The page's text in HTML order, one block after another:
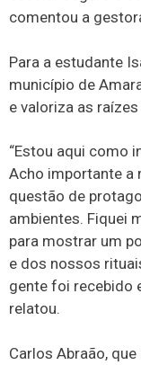
comentou a
Para a estudante
município de
e valoriza as
“Estou aqui como
Acho importante a
questão de
ambientes. Fiquei
para mostrar um
e dos nossos
gente foi recebido
relatou.
Carlos Abraão,